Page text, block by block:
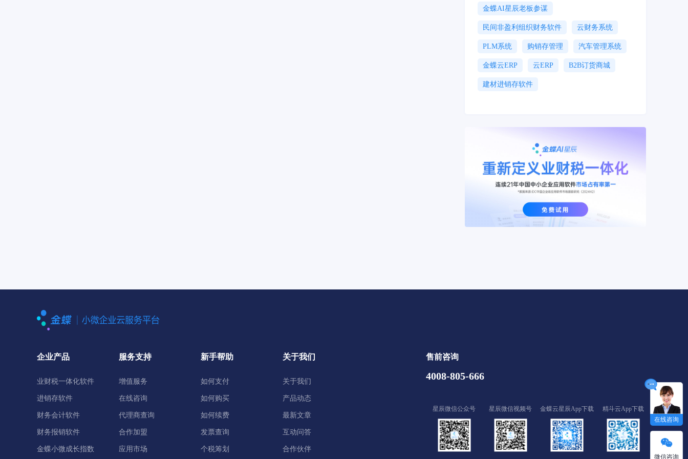
在线咨询
微信咨询
金蝶AI星辰老板参谋
民间非盈利组织财务软件 云财务系统
PLM系统 购销存管理 汽车管理系统
金蝶云ERP 云ERP B2B订货商城
建材进销存软件
企业产品
业财税一体化软件
进销存软件
财务会计软件
财务报销软件
金蝶小微成长指数
服务支持
增值服务
在线咨询
代理商查询
合作加盟
应用市场
新手帮助
如何支付
如何购买
如何续费
发票查询
个税筹划
关于我们
关于我们
产品动态
最新文章
互动问答
合作伙伴
售前咨询
4008-805-666
星辰微信公众号 星辰微信视频号 金蝶云星辰App下载 精斗云App下载